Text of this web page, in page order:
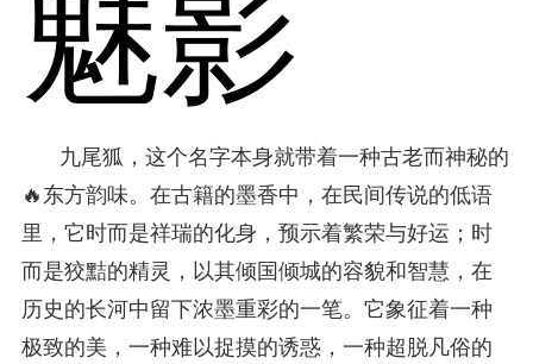
魅影
九尾狐，这个名字本身就带着一种古老而神秘的
🔥东方韵味。在古籍的墨香中，在民间传说的低语
里，它时而是祥瑞的化身，预示着繁荣与好运；时
而是狡黠的精灵，以其倾国倾城的容貌和智慧，在
历史的长河中留下浓墨重彩的一笔。它象征着一种
极致的美，一种难以捉摸的诱惑，一种超脱凡俗的